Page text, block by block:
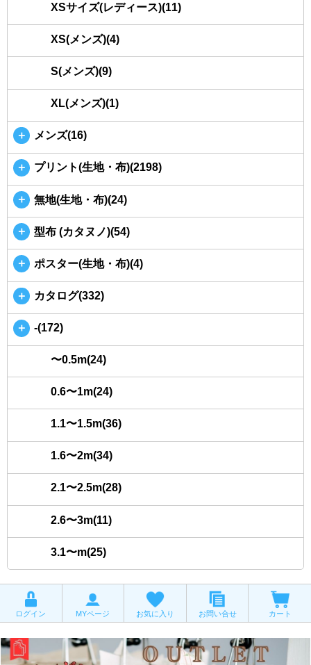
XSサイズ(レディース)(11)
XS(メンズ)(4)
S(メンズ)(9)
XL(メンズ)(1)
＋ メンズ(16)
＋ プリント(生地・布)(2198)
＋ 無地(生地・布)(24)
＋ 型布 (カタヌノ)(54)
＋ ポスター(生地・布)(4)
＋ カタログ(332)
＋ -(172)
〜0.5m(24)
0.6〜1m(24)
1.1〜1.5m(36)
1.6〜2m(34)
2.1〜2.5m(28)
2.6〜3m(11)
3.1〜m(25)
ログイン MYページ お気に入り お問い合せ カート